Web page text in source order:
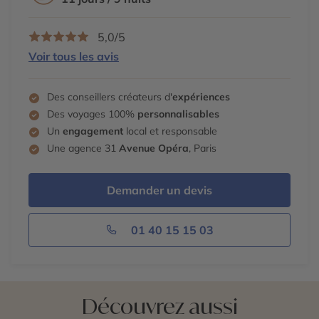
5,0/5
Voir tous les avis
Des conseillers créateurs d'expériences
Des voyages 100% personnalisables
Un engagement local et responsable
Une agence 31 Avenue Opéra, Paris
Demander un devis
01 40 15 15 03
Découvrez aussi